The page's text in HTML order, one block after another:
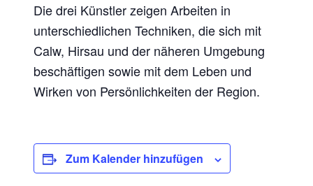
Die drei Künstler zeigen Arbeiten in
unterschiedlichen Techniken, die sich mit
Calw, Hirsau und der näheren Umgebung
beschäftigen sowie mit dem Leben und
Wirken von Persönlichkeiten der Region.
Zum Kalender hinzufügen